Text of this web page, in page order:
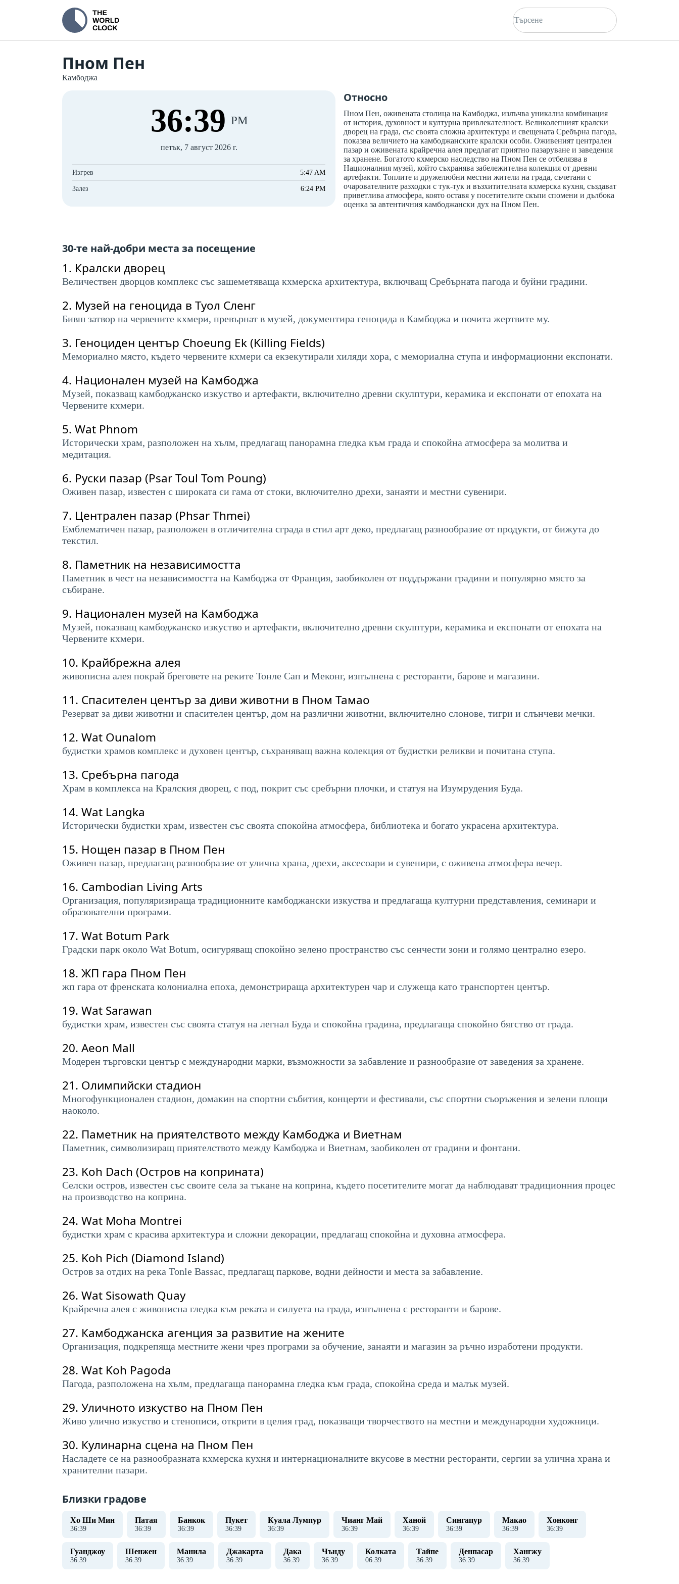
Пном Пен
Камбоджа
36:40 PM
петък, 7 август 2026 г.
Изгрев 5:47 AM
Залез 6:24 PM
Относно
Пном Пен, оживената столица на Камбоджа, излъчва уникална комбинация
от история, духовност и културна привлекателност. Великолепният кралски
дворец на града, със своята сложна архитектура и свещената Сребърна пагода,
показва величието на камбоджанските кралски особи. Оживеният централен
пазар и оживената крайречна алея предлагат приятно пазаруване и заведения
за хранене. Богатото кхмерско наследство на Пном Пен се отбелязва в
Националния музей, който съхранява забележителна колекция от древни
артефакти. Топлите и дружелюбни местни жители на града, съчетани с
очарователните разходки с тук-тук и възхитителната кхмерска кухня, създават
приветлива атмосфера, която оставя у посетителите скъпи спомени и дълбока
оценка за автентичния камбоджански дух на Пном Пен.
30-те най-добри места за посещение
1. Кралски дворец
Величествен дворцов комплекс със зашеметяваща кхмерска архитектура, включващ Сребърната пагода и буйни градини.
2. Музей на геноцида в Туол Сленг
Бивш затвор на червените кхмери, превърнат в музей, документира геноцида в Камбоджа и почита жертвите му.
3. Геноциден център Choeung Ek (Killing Fields)
Мемориално място, където червените кхмери са екзекутирали хиляди хора, с мемориална ступа и информационни експонати.
4. Национален музей на Камбоджа
Музей, показващ камбоджанско изкуство и артефакти, включително древни скулптури, керамика и експонати от епохата на
Червените кхмери.
5. Wat Phnom
Исторически храм, разположен на хълм, предлагащ панорамна гледка към града и спокойна атмосфера за молитва и
медитация.
6. Руски пазар (Psar Toul Tom Poung)
Оживен пазар, известен с широката си гама от стоки, включително дрехи, занаяти и местни сувенири.
7. Централен пазар (Phsar Thmei)
Емблематичен пазар, разположен в отличителна сграда в стил арт деко, предлагащ разнообразие от продукти, от бижута до
текстил.
8. Паметник на независимостта
Паметник в чест на независимостта на Камбоджа от Франция, заобиколен от поддържани градини и популярно място за
събиране.
9. Национален музей на Камбоджа
Музей, показващ камбоджанско изкуство и артефакти, включително древни скулптури, керамика и експонати от епохата на
Червените кхмери.
10. Крайбрежна алея
живописна алея покрай бреговете на реките Тонле Сап и Меконг, изпълнена с ресторанти, барове и магазини.
11. Спасителен център за диви животни в Пном Тамао
Резерват за диви животни и спасителен център, дом на различни животни, включително слонове, тигри и слънчеви мечки.
12. Wat Ounalom
будистки храмов комплекс и духовен център, съхраняващ важна колекция от будистки реликви и почитана ступа.
13. Сребърна пагода
Храм в комплекса на Кралския дворец, с под, покрит със сребърни плочки, и статуя на Изумрудения Буда.
14. Wat Langka
Исторически будистки храм, известен със своята спокойна атмосфера, библиотека и богато украсена архитектура.
15. Нощен пазар в Пном Пен
Оживен пазар, предлагащ разнообразие от улична храна, дрехи, аксесоари и сувенири, с оживена атмосфера вечер.
16. Cambodian Living Arts
Организация, популяризираща традиционните камбоджански изкуства и предлагаща културни представления, семинари и
образователни програми.
17. Wat Botum Park
Градски парк около Wat Botum, осигуряващ спокойно зелено пространство със сенчести зони и голямо централно езеро.
18. ЖП гара Пном Пен
жп гара от френската колониална епоха, демонстрираща архитектурен чар и служеща като транспортен център.
19. Wat Sarawan
будистки храм, известен със своята статуя на легнал Буда и спокойна градина, предлагаща спокойно бягство от града.
20. Aeon Mall
Модерен търговски център с международни марки, възможности за забавление и разнообразие от заведения за хранене.
21. Олимпийски стадион
Многофункционален стадион, домакин на спортни събития, концерти и фестивали, със спортни съоръжения и зелени площи
наоколо.
22. Паметник на приятелството между Камбоджа и Виетнам
Паметник, символизиращ приятелството между Камбоджа и Виетнам, заобиколен от градини и фонтани.
23. Koh Dach (Остров на коприната)
Селски остров, известен със своите села за тъкане на коприна, където посетителите могат да наблюдават традиционния процес
на производство на коприна.
24. Wat Moha Montrei
будистки храм с красива архитектура и сложни декорации, предлагащ спокойна и духовна атмосфера.
25. Koh Pich (Diamond Island)
Остров за отдих на река Tonle Bassac, предлагащ паркове, водни дейности и места за забавление.
26. Wat Sisowath Quay
Крайречна алея с живописна гледка към реката и силуета на града, изпълнена с ресторанти и барове.
27. Камбоджанска агенция за развитие на жените
Организация, подкрепяща местните жени чрез програми за обучение, занаяти и магазин за ръчно изработени продукти.
28. Wat Koh Pagoda
Пагода, разположена на хълм, предлагаща панорамна гледка към града, спокойна среда и малък музей.
29. Уличното изкуство на Пном Пен
Живо улично изкуство и стенописи, открити в целия град, показващи творчеството на местни и международни художници.
30. Кулинарна сцена на Пном Пен
Насладете се на разнообразната кхмерска кухня и интернационалните вкусове в местни ресторанти, сергии за улична храна и
хранителни пазари.
Близки градове
Хо Ши Мин
36:40
Патая
36:40
Банкок
36:40
Пукет
36:40
Куала Лумпур
36:40
Чианг Май
36:40
Ханой
36:40
Сингапур
36:40
Макао
36:40
Хонконг
36:40
Гуанджоу
36:40
Шенжен
36:40
Манила
36:40
Джакарта
36:40
Дака
36:40
Чънду
36:40
Колката
06:40
Тайпе
36:40
Денпасар
36:40
Хангжу
36:40